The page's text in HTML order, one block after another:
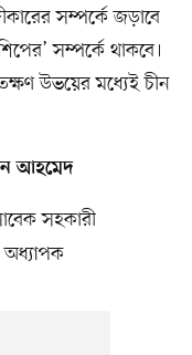
সম্পর্কে জড়াবে
সম্পর্কে থাকবে।
উভয়ের মধ্যেই চীন
আহমেদ
সহকারী
অধ্যাপক